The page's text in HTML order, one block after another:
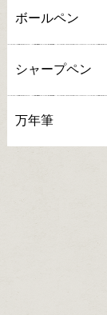
ボールペン
シャープペン
万年筆